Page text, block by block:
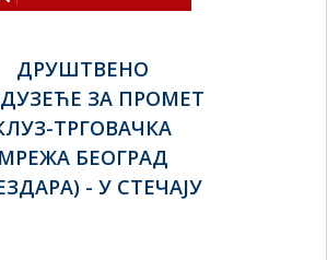
ДРУШТВЕНО
ЗА ПРОМЕТ
ТРГОВАЧКА
МРЕЖА БЕОГРАД
- У СТЕЧАЈУ